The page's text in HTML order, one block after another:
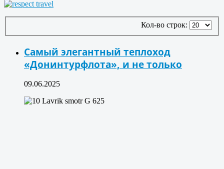
Кол-во строк:
Самый элегантный теплоход
«Донинтурфлота», и не только
09.06.2025